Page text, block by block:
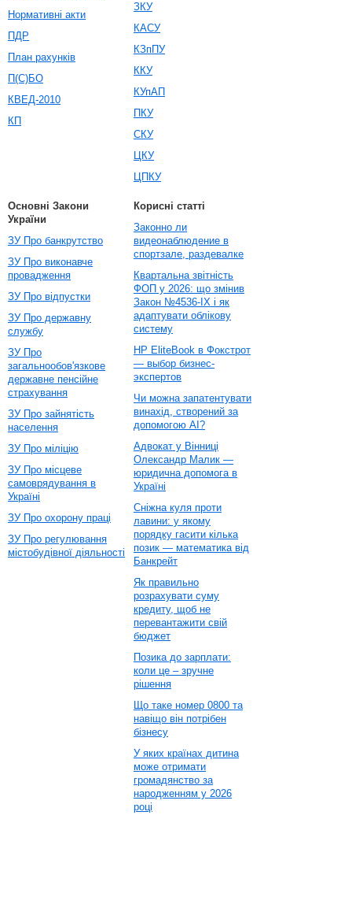
Нормативні акти
ПДР
План рахунків
П(С)БО
КВЕД-2010
КП
ЗКУ
КАСУ
КЗпПУ
ККУ
КУпАП
ПКУ
СКУ
ЦКУ
ЦПКУ
Основні Закони
України
ЗУ Про банкрутство
ЗУ Про виконавче
провадження
ЗУ Про відпустки
ЗУ Про державну
службу
ЗУ Про
загальнообов'язкове
державне пенсійне
страхування
ЗУ Про зайнятість
населення
ЗУ Про міліцію
ЗУ Про місцеве
самоврядування в
Україні
ЗУ Про охорону праці
ЗУ Про регулювання
містобудівної діяльності
Корисні статті
Законно ли
видеонаблюдение в
спортзале, раздевалке
Квартальна звітність
ФОП у 2026: що змінив
Закон №4536-IX і як
адаптувати облікову
систему
HP EliteBook в Фокстрот
— выбор бизнес-
экспертов
Чи можна запатентувати
винахід, створений за
допомогою AI?
Адвокат у Вінниці
Олександр Малик —
юридична допомога в
Україні
Сніжна куля проти
лавини: у якому
порядку гасити кілька
позик — математика від
Банкрейт
Як правильно
розрахувати суму
кредиту, щоб не
перевантажити свій
бюджет
Позика до зарплати:
коли це – зручне
рішення
Що таке номер 0800 та
навіщо він потрібен
бізнесу
У яких країнах дитина
може отримати
громадянство за
народженням у 2026
році